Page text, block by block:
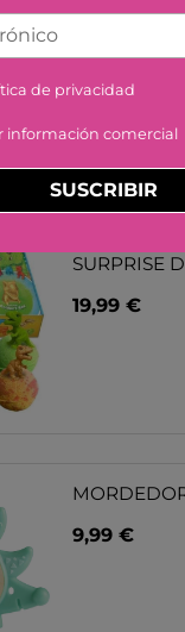
SURPRISE
19,99 €
9,99 €
de privacidad
información comercial
SUSCRIBIR